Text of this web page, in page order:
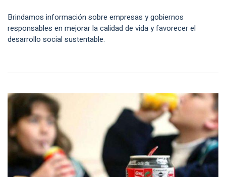
Brindamos información sobre empresas y gobiernos
responsables en mejorar la calidad de vida y favorecer el
desarrollo social sustentable.